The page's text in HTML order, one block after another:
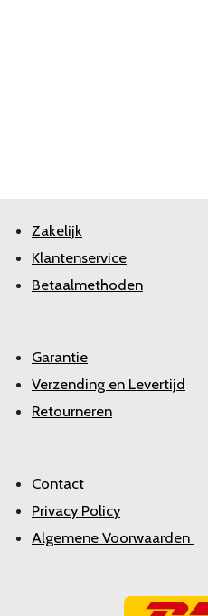
Zakelijk
Klantenservice
Betaalmethoden
Garantie
Verzending en Levertijd
Retourneren
Contact
Privacy Policy
Algemene Voorwaarden